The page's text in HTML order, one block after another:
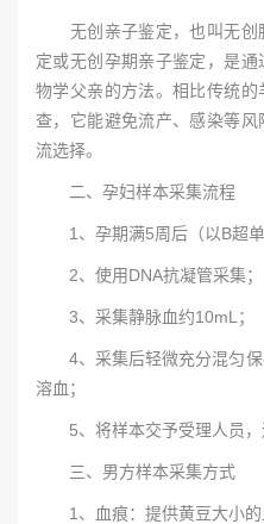
无创亲子鉴定，也叫无创
定或无创孕期亲子鉴定，是
物学父亲的方法。相比传统
查，它能避免流产、感染等
流选择。
二、孕妇样本采集流程
1、孕期满5周后（以B超单
2、使用DNA抗凝管采集；
3、采集静脉血约10mL；
4、采集后轻微充分混匀保
溶血；
5、将样本交予受理人员，
三、男方样本采集方式
1、血痕：提供黄豆大小的